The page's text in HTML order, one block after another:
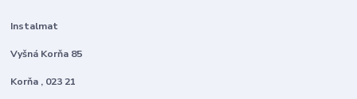
Instalmat
Vyšná Korňa 85
Korňa , 023 21